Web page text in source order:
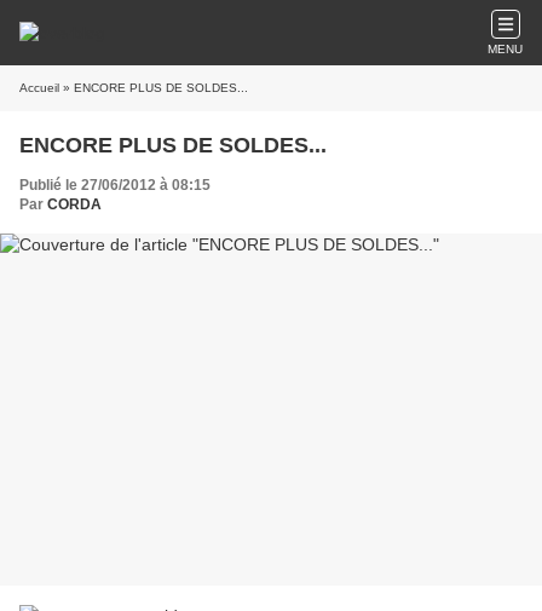
MENU
Accueil » ENCORE PLUS DE SOLDES...
ENCORE PLUS DE SOLDES...
Publié le 27/06/2012 à 08:15
Par CORDA